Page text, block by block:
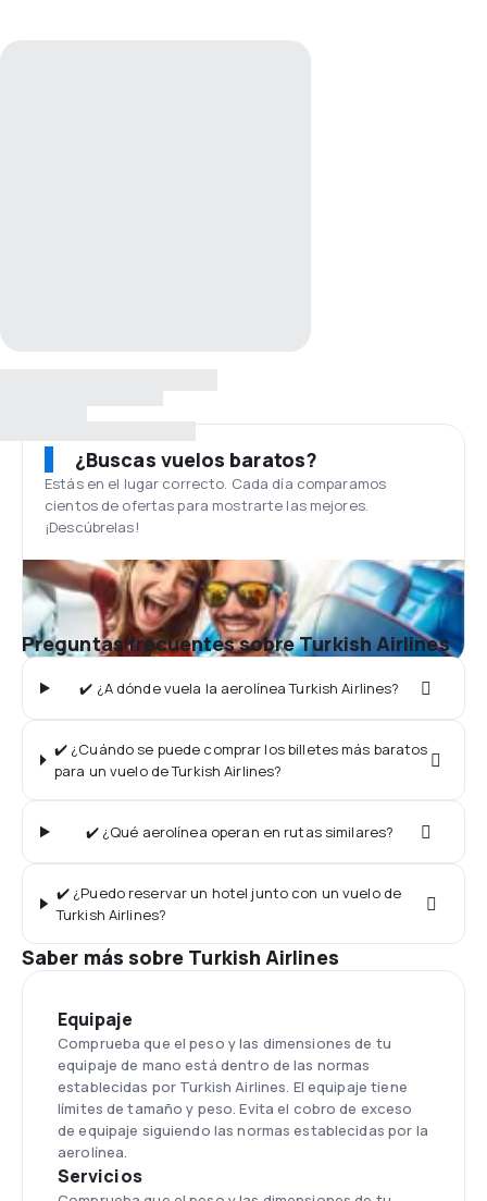
¿Buscas vuelos baratos?
Estás en el lugar correcto. Cada día comparamos
cientos de ofertas para mostrarte las mejores.
¡Descúbrelas!
Preguntas frecuentes sobre Turkish Airlines
✔️ ¿A dónde vuela la aerolínea Turkish Airlines?
✔️ ¿Cuándo se puede comprar los billetes más baratos
para un vuelo de Turkish Airlines?
✔️ ¿Qué aerolínea operan en rutas similares?
✔️ ¿Puedo reservar un hotel junto con un vuelo de
Turkish Airlines?
Saber más sobre Turkish Airlines
Equipaje
Comprueba que el peso y las dimensiones de tu
equipaje de mano está dentro de las normas
establecidas por Turkish Airlines. El equipaje tiene
límites de tamaño y peso. Evita el cobro de exceso
de equipaje siguiendo las normas establecidas por la
aerolínea.
Servicios